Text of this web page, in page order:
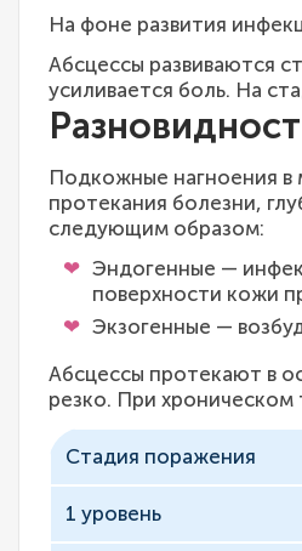
На фоне развития
Абсцессы развиваются
усиливается боль. На
Подкожные нагноения в
протекания болезни,
следующим образом:
Эндогенные —
поверхности кожи
Экзогенные —
Абсцессы протекают в
резко. При хроническом
Стадия поражения
1 уровень